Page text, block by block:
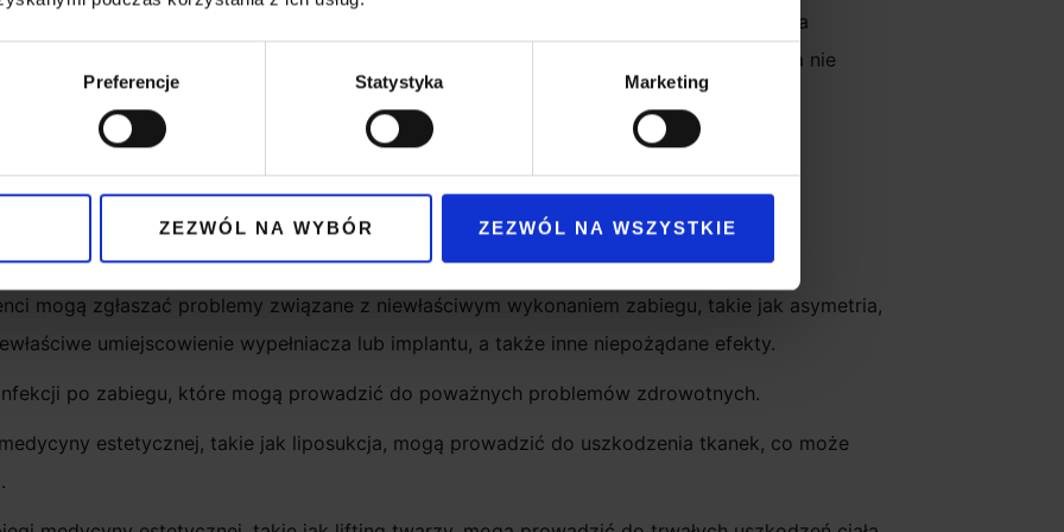
Preferencje Statystyka Marketing
ZEZWÓL NA WYBÓR ZEZWÓL NA WSZYSTKIE
powinien niezwłocznie skontaktować się z kliniką medyczną i zgłosić problem. Klinika
i podjąć odpowiednie kroki, aby zminimalizować szkody. Jeśli klinika medyczna nie
może skorzystać z pomocy prawnika i złożyć roszczenia odszkodowawcze.
przez pacjentów
przez pacjentów po zabiegach medycyny estetycznej należą:
mogą zgłaszać problemy związane z niewłaściwym wykonaniem zabiegu, takie jak asymetria,
umiejscowienie wypełniacza lub implantu, a także inne niepożądane efekty.
po zabiegu, które mogą prowadzić do poważnych problemów zdrowotnych.
estetycznej, takie jak liposukcja, mogą prowadzić do uszkodzenia tkanek, co może